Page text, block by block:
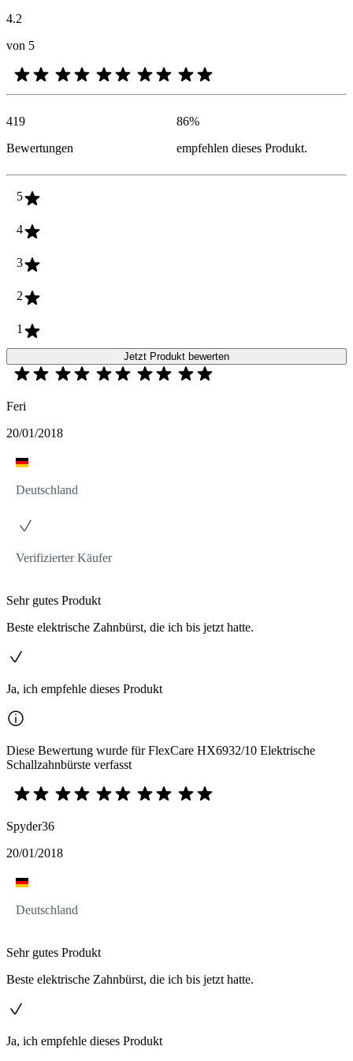
4.2
von 5
419
Bewertungen
86%
empfehlen dieses Produkt.
5
4
3
2
1
Jetzt Produkt bewerten
Feri
20/01/2018
Deutschland
Verifizierter Käufer
Sehr gutes Produkt
Beste elektrische Zahnbürst, die ich bis jetzt hatte.
Ja, ich empfehle dieses Produkt
Diese Bewertung wurde für FlexCare HX6932/10 Elektrische
Schallzahnbürste verfasst
Spyder36
20/01/2018
Deutschland
Sehr gutes Produkt
Beste elektrische Zahnbürst, die ich bis jetzt hatte.
Ja, ich empfehle dieses Produkt